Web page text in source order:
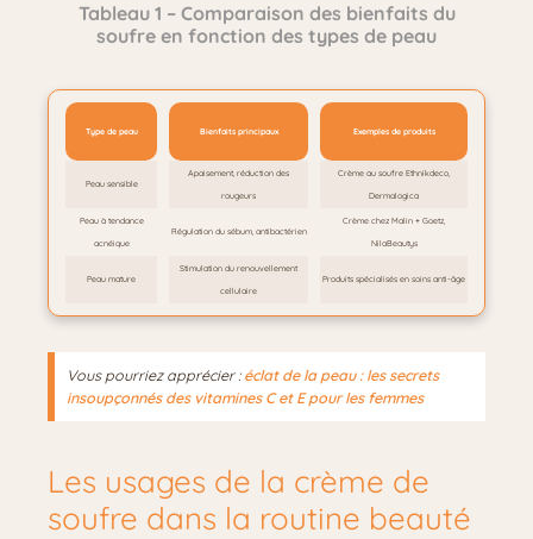
Tableau 1 – Comparaison des bienfaits du
soufre en fonction des types de peau
Type de peau Bienfaits principaux Exemples de produits
Peau sensible
Apaisement, réduction des
rougeurs
Crème au soufre Ethnikdeco,
Dermalogica
Peau à tendance
acnéique
Régulation du sébum, antibactérien
Crème chez Malin + Goetz,
NilaBeautys
Peau mature
Stimulation du renouvellement
cellulaire
Produits spécialisés en soins anti-âge
Vous pourriez apprécier :éclat de la peau : les secrets
insoupçonnés des vitamines C et E pour les femmes
Les usages de la crème de
soufre dans la routine beauté